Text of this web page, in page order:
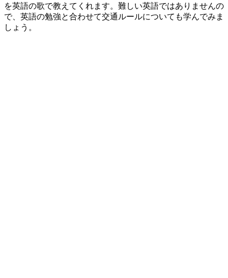
を英語の歌で教えてくれます。難しい英語ではありませんの
で、英語の勉強と合わせて交通ルールについても学んでみま
しょう。